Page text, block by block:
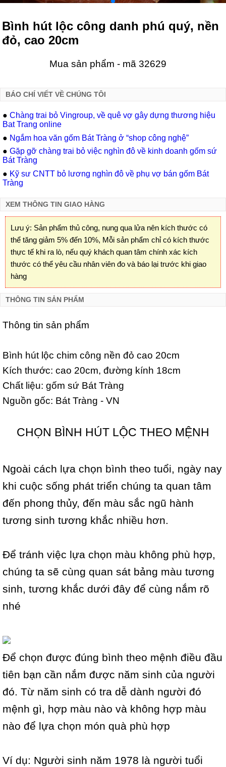
Bình hút lộc công danh phú quý, nền
đỏ, cao 20cm
Mua sản phẩm - mã 32629
BÁO CHÍ VIẾT VỀ CHÚNG TÔI
● Chàng trai bỏ Vingroup, về quê vợ gây dựng thương hiệu
Bat Trang online
● Ngắm hoa văn gốm Bát Tràng ở “shop công nghệ”
● Gặp gỡ chàng trai bỏ việc nghìn đô về kinh doanh gốm sứ
Bát Tràng
● Kỹ sư CNTT bỏ lương nghìn đô về phụ vợ bán gốm Bát
Tràng
XEM THÔNG TIN GIAO HÀNG
Lưu ý: Sản phẩm thủ công, nung qua lửa nên kích thước có
thể tăng giảm 5% đến 10%, Mỗi sản phẩm chỉ có kích thước
thực tế khi ra lò, nếu quý khách quan tâm chính xác kích
thước có thể yêu cầu nhân viên đo và báo lại trước khi giao
hàng
THÔNG TIN SẢN PHẨM
Thông tin sản phẩm
Bình hút lộc chim công nền đỏ cao 20cm
Kích thước: cao 20cm, đường kính 18cm
Chất liệu: gốm sứ Bát Tràng
Nguồn gốc: Bát Tràng - VN
CHỌN BÌNH HÚT LỘC THEO MỆNH
Ngoài cách lựa chọn bình theo tuổi, ngày nay
khi cuộc sống phát triển chúng ta quan tâm
đến phong thủy, đến màu sắc ngũ hành
tương sinh tương khắc nhiều hơn.
Để tránh việc lựa chọn màu không phù hợp,
chúng ta sẽ cùng quan sát bảng màu tương
sinh, tương khắc dưới đây để cùng nắm rõ
nhé
Để chọn được đúng bình theo mệnh điều đầu
tiên bạn cần nắm được năm sinh của người
đó. Từ năm sinh có tra dễ dành người đó
mệnh gì, hợp màu nào và không hợp màu
nào để lựa chọn món quà phù hợp
Ví dụ: Người sinh năm 1978 là người tuổi